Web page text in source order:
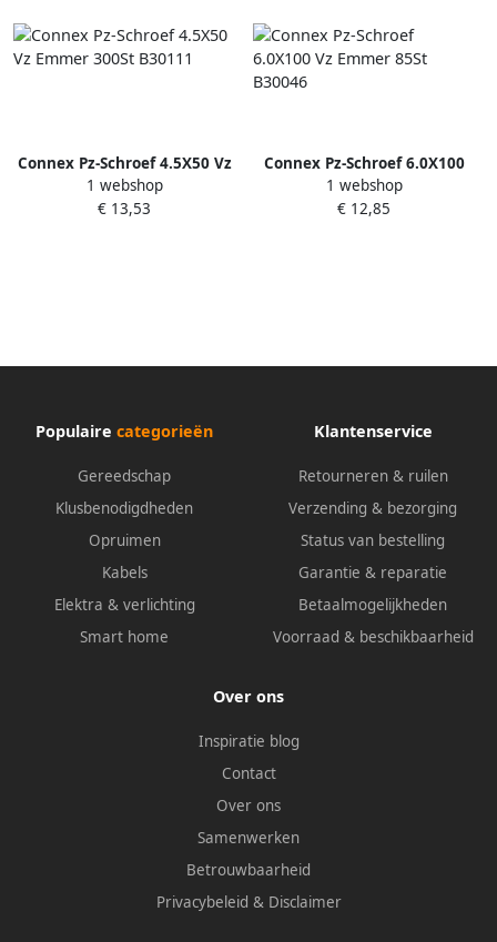
Connex Pz-Schroef 4.5X50 Vz
Emmer 300St B30111
1 webshop
€ 13,53
Connex Pz-Schroef 6.0X100
Vz Emmer 85St B30046
1 webshop
€ 12,85
Populaire categorieën
Gereedschap
Klusbenodigdheden
Opruimen
Kabels
Elektra & verlichting
Smart home
Klantenservice
Retourneren & ruilen
Verzending & bezorging
Status van bestelling
Garantie & reparatie
Betaalmogelijkheden
Voorraad & beschikbaarheid
Over ons
Inspiratie blog
Contact
Over ons
Samenwerken
Betrouwbaarheid
Privacybeleid & Disclaimer